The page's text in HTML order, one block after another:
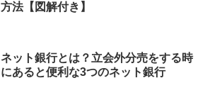
方法【図解付き】
ネット銀行とは？立会外分売をする時
にあると便利な3つのネット銀行